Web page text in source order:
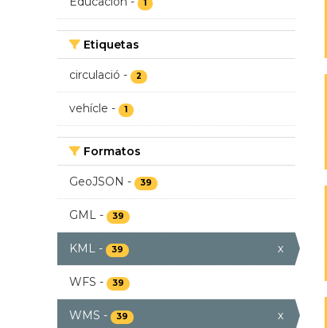
1
Etiquetas
circulació - 2
vehícle - 1
Formatos
GeoJSON - 39
GML - 39
KML - 39 x
WFS - 39
WMS - 39 x